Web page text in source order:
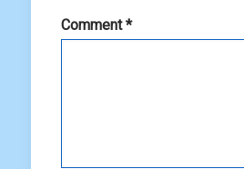
Comment*